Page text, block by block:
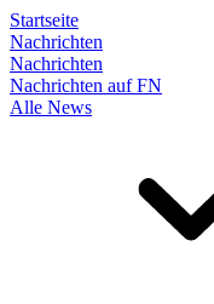
Startseite
Nachrichten
Nachrichten
Nachrichten auf FN
Alle News